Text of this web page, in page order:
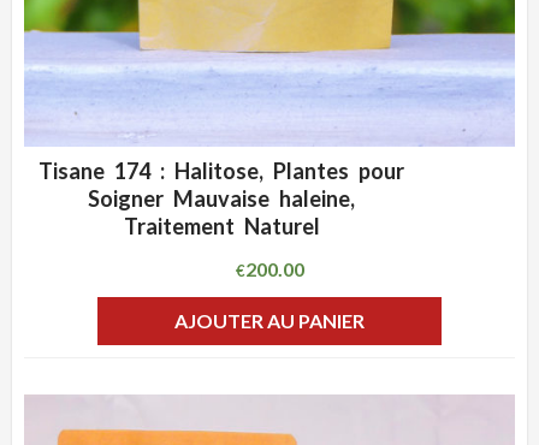
ADD WISHLIST
Tisane 174 : Halitose, Plantes pour
Soigner Mauvaise haleine,
Traitement Naturel
€200.00
AJOUTER AU PANIER